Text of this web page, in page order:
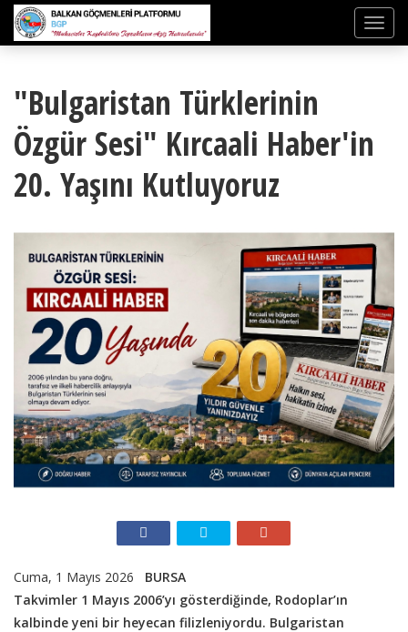
"Bulgaristan Türklerinin
Özgür Sesi" Kırcaali Haber'in
20. Yaşını Kutluyoruz
Cuma, 1 Mayıs 2026 BURSA
Takvimler 1 Mayıs 2006’yı gösterdiğinde, Rodoplar’ın
kalbinde yeni bir heyecan filizleniyordu. Bulgaristan